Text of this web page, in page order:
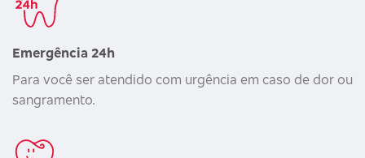
Emergência 24h
Para você ser atendido com urgência em caso de dor ou
sangramento.